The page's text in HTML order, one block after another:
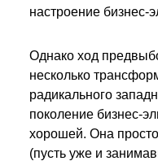
настроение бизнес-
Однако ход
несколько
радикального
поколение бизнес-
хорошей. Она
(пусть уже и